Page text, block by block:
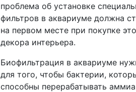
проблема об установке
фильтров в аквариуме должна
на первом месте при покупке
декора интерьера.
Биофильтрация в аквариуме
для того, чтобы бактерии,
способны перерабатывать